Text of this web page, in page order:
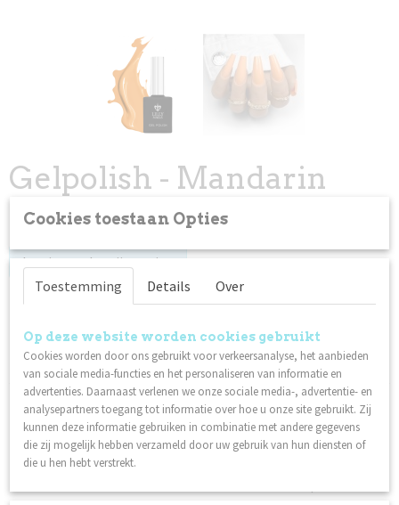
Gelpolish - Mandarin
Cream
Log in om de prijs te zien
Op voorraad
Specificaties
Productcode
96045
Netto gewicht
0,06 Kg
Omschrijving
Uithardingstijd:
40 seconden in een LED/UV-lamp
Cookies toestaan Opties
Toestemming Details Over
Op deze website worden cookies gebruikt
Cookies worden door ons gebruikt voor verkeersanalyse, het aanbieden
van sociale media-functies en het personaliseren van informatie en
advertenties. Daarnaast verlenen we onze sociale media-, advertentie- en
analysepartners toegang tot informatie over hoe u onze site gebruikt. Zij
kunnen deze informatie gebruiken in combinatie met andere gegevens
die zij mogelijk hebben verzameld door uw gebruik van hun diensten of
die u hen hebt verstrekt.